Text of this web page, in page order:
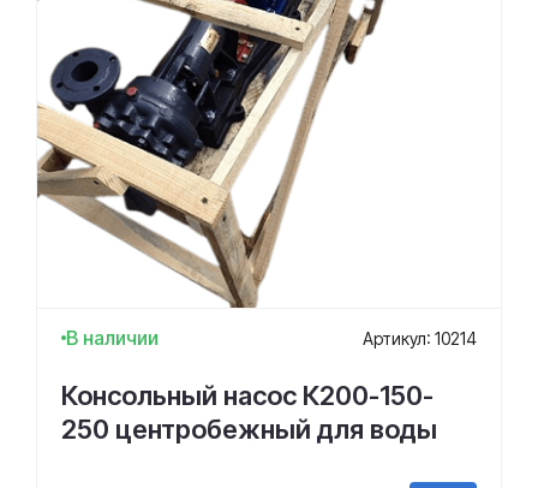
В наличии Артикул: 10214
Консольный насос К200-150-
250 центробежный для воды